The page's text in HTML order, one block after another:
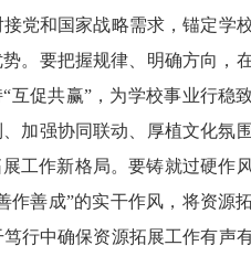
党和国家战略需求，锚定学
。要把握规律、明确方向，
互促共赢”，为学校事业行稳
加强协同联动、厚植文化氛
工作新格局。要铸就过硬作
作善成”的实干作风，将资源
行中确保资源拓展工作有声有